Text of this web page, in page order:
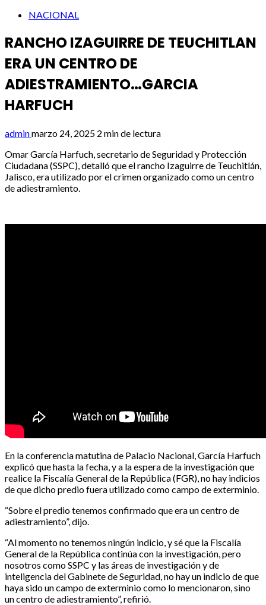
NACIONAL
RANCHO IZAGUIRRE DE TEUCHITLAN
ERA UN CENTRO DE
ADIESTRAMIENTO…GARCIA
HARFUCH
adminmarzo 24, 2025 2 min de lectura
Omar García Harfuch, secretario de Seguridad y Protección
Ciudadana (SSPC), detalló que el rancho Izaguirre de Teuchitlán,
Jalisco, era utilizado por el crimen organizado como un centro
de adiestramiento.
En la conferencia matutina de Palacio Nacional, García Harfuch
explicó que hasta la fecha, y a la espera de la investigación que
realice la Fiscalía General de la República (FGR), no hay indicios
de que dicho predio fuera utilizado como campo de exterminio.
“Sobre el predio tenemos confirmado que era un centro de
adiestramiento”, dijo.
“Al momento no tenemos ningún indicio, y sé que la Fiscalía
General de la República continúa con la investigación, pero
nosotros como SSPC y las áreas de investigación y de
inteligencia del Gabinete de Seguridad, no hay un indicio de que
haya sido un campo de exterminio como lo mencionaron, sino
un centro de adiestramiento”, refirió.